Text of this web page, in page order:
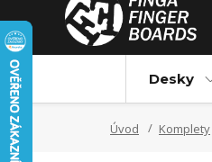
Desky
Úvod Komplety